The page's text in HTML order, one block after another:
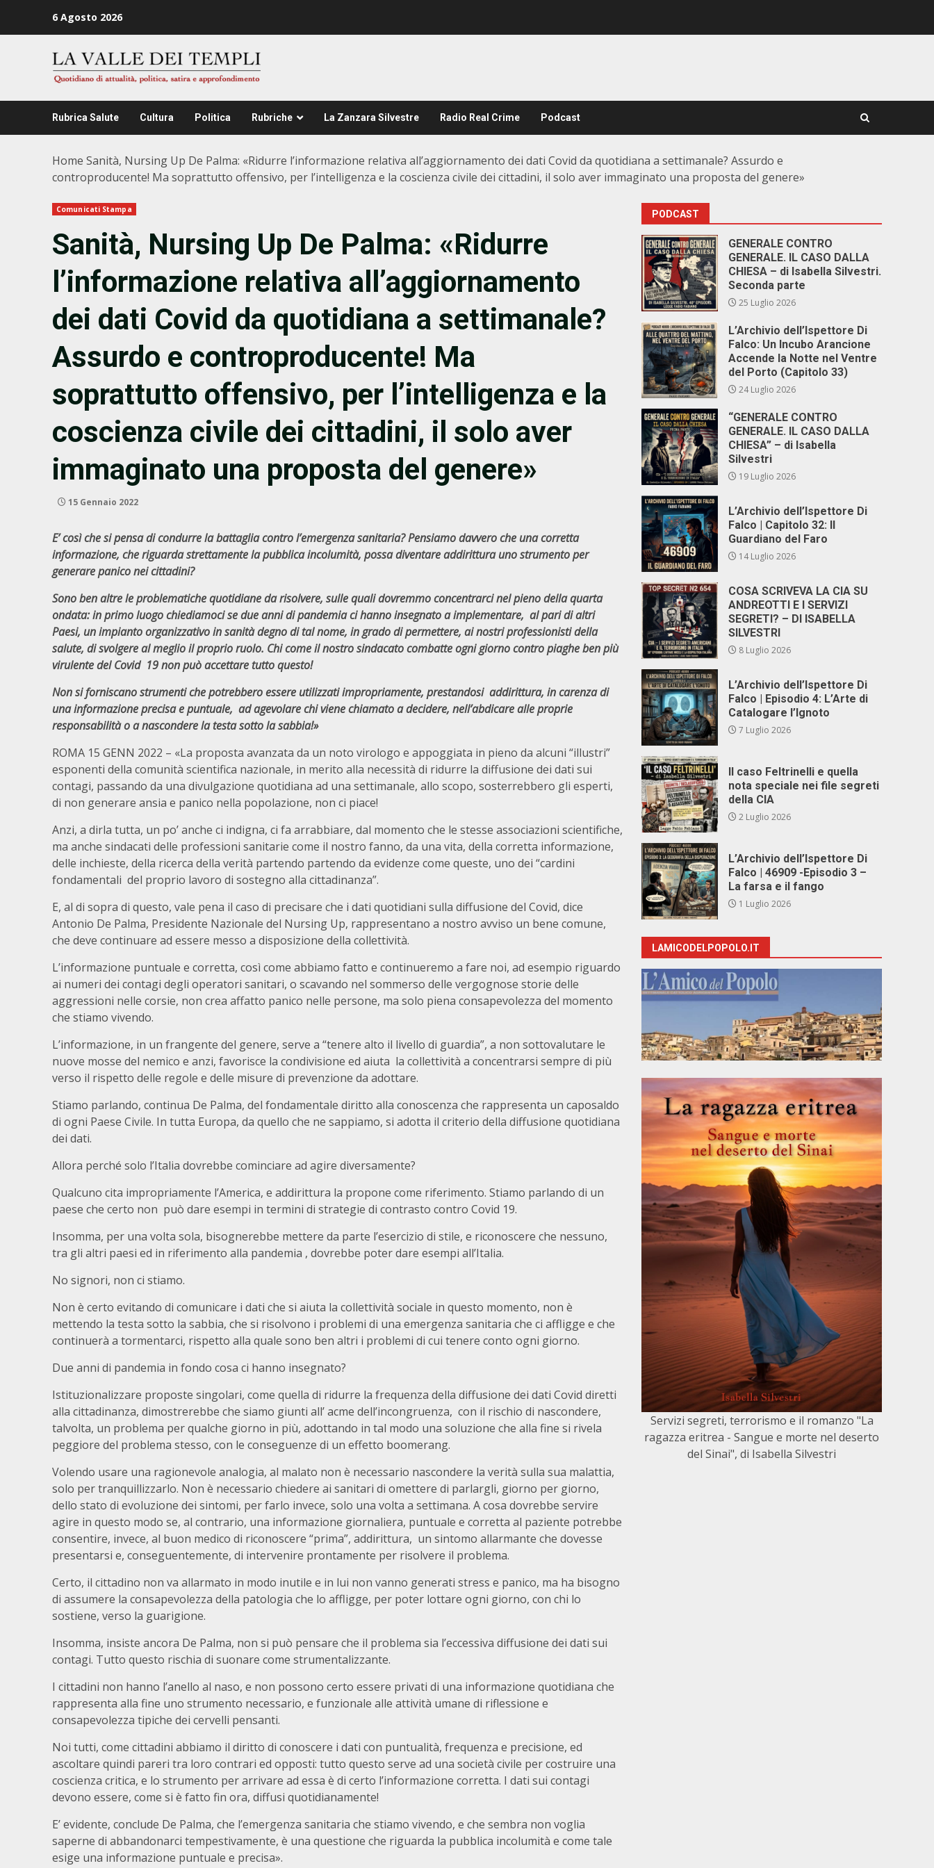
6 Agosto 2026
Rubrica Salute Cultura Politica Rubriche La Zanzara Silvestre Radio Real Crime Podcast
Home Sanità, Nursing Up De Palma: «Ridurre l’informazione relativa all’aggiornamento dei dati Covid da quotidiana a settimanale? Assurdo e
controproducente! Ma soprattutto offensivo, per l’intelligenza e la coscienza civile dei cittadini, il solo aver immaginato una proposta del genere»
Comunicati Stampa
Sanità, Nursing Up De Palma: «Ridurre
l’informazione relativa all’aggiornamento
dei dati Covid da quotidiana a settimanale?
Assurdo e controproducente! Ma
soprattutto offensivo, per l’intelligenza e la
coscienza civile dei cittadini, il solo aver
immaginato una proposta del genere»
15 Gennaio 2022
E’ così che si pensa di condurre la battaglia contro l’emergenza sanitaria? Pensiamo davvero che una corretta
informazione, che riguarda strettamente la pubblica incolumità, possa diventare addirittura uno strumento per
generare panico nei cittadini?
Sono ben altre le problematiche quotidiane da risolvere, sulle quali dovremmo concentrarci nel pieno della quarta
ondata: in primo luogo chiediamoci se due anni di pandemia ci hanno insegnato a implementare, al pari di altri
Paesi, un impianto organizzativo in sanità degno di tal nome, in grado di permettere, ai nostri professionisti della
salute, di svolgere al meglio il proprio ruolo. Chi come il nostro sindacato combatte ogni giorno contro piaghe ben più
virulente del Covid 19 non può accettare tutto questo!
Non si forniscano strumenti che potrebbero essere utilizzati impropriamente, prestandosi addirittura, in carenza di
una informazione precisa e puntuale, ad agevolare chi viene chiamato a decidere, nell’abdicare alle proprie
responsabilità o a nascondere la testa sotto la sabbia!»
ROMA 15 GENN 2022 – «La proposta avanzata da un noto virologo e appoggiata in pieno da alcuni “illustri”
esponenti della comunità scientifica nazionale, in merito alla necessità di ridurre la diffusione dei dati sui
contagi, passando da una divulgazione quotidiana ad una settimanale, allo scopo, sosterrebbero gli esperti,
di non generare ansia e panico nella popolazione, non ci piace!
Anzi, a dirla tutta, un po’ anche ci indigna, ci fa arrabbiare, dal momento che le stesse associazioni scientifiche,
ma anche sindacati delle professioni sanitarie come il nostro fanno, da una vita, della corretta informazione,
delle inchieste, della ricerca della verità partendo partendo da evidenze come queste, uno dei “cardini
fondamentali del proprio lavoro di sostegno alla cittadinanza”.
E, al di sopra di questo, vale pena il caso di precisare che i dati quotidiani sulla diffusione del Covid, dice
Antonio De Palma, Presidente Nazionale del Nursing Up, rappresentano a nostro avviso un bene comune,
che deve continuare ad essere messo a disposizione della collettività.
L’informazione puntuale e corretta, così come abbiamo fatto e continueremo a fare noi, ad esempio riguardo
ai numeri dei contagi degli operatori sanitari, o scavando nel sommerso delle vergognose storie delle
aggressioni nelle corsie, non crea affatto panico nelle persone, ma solo piena consapevolezza del momento
che stiamo vivendo.
L’informazione, in un frangente del genere, serve a “tenere alto il livello di guardia”, a non sottovalutare le
nuove mosse del nemico e anzi, favorisce la condivisione ed aiuta la collettività a concentrarsi sempre di più
verso il rispetto delle regole e delle misure di prevenzione da adottare.
Stiamo parlando, continua De Palma, del fondamentale diritto alla conoscenza che rappresenta un caposaldo
di ogni Paese Civile. In tutta Europa, da quello che ne sappiamo, si adotta il criterio della diffusione quotidiana
dei dati.
Allora perché solo l’Italia dovrebbe cominciare ad agire diversamente?
Qualcuno cita impropriamente l’America, e addirittura la propone come riferimento. Stiamo parlando di un
paese che certo non può dare esempi in termini di strategie di contrasto contro Covid 19.
Insomma, per una volta sola, bisognerebbe mettere da parte l’esercizio di stile, e riconoscere che nessuno,
tra gli altri paesi ed in riferimento alla pandemia , dovrebbe poter dare esempi all’Italia.
No signori, non ci stiamo.
Non è certo evitando di comunicare i dati che si aiuta la collettività sociale in questo momento, non è
mettendo la testa sotto la sabbia, che si risolvono i problemi di una emergenza sanitaria che ci affligge e che
continuerà a tormentarci, rispetto alla quale sono ben altri i problemi di cui tenere conto ogni giorno.
Due anni di pandemia in fondo cosa ci hanno insegnato?
Istituzionalizzare proposte singolari, come quella di ridurre la frequenza della diffusione dei dati Covid diretti
alla cittadinanza, dimostrerebbe che siamo giunti all’ acme dell’incongruenza, con il rischio di nascondere,
talvolta, un problema per qualche giorno in più, adottando in tal modo una soluzione che alla fine si rivela
peggiore del problema stesso, con le conseguenze di un effetto boomerang.
Volendo usare una ragionevole analogia, al malato non è necessario nascondere la verità sulla sua malattia,
solo per tranquillizzarlo. Non è necessario chiedere ai sanitari di omettere di parlargli, giorno per giorno,
dello stato di evoluzione dei sintomi, per farlo invece, solo una volta a settimana. A cosa dovrebbe servire
agire in questo modo se, al contrario, una informazione giornaliera, puntuale e corretta al paziente potrebbe
consentire, invece, al buon medico di riconoscere “prima”, addirittura, un sintomo allarmante che dovesse
presentarsi e, conseguentemente, di intervenire prontamente per risolvere il problema.
Certo, il cittadino non va allarmato in modo inutile e in lui non vanno generati stress e panico, ma ha bisogno
di assumere la consapevolezza della patologia che lo affligge, per poter lottare ogni giorno, con chi lo
sostiene, verso la guarigione.
Insomma, insiste ancora De Palma, non si può pensare che il problema sia l’eccessiva diffusione dei dati sui
contagi. Tutto questo rischia di suonare come strumentalizzante.
I cittadini non hanno l’anello al naso, e non possono certo essere privati di una informazione quotidiana che
rappresenta alla fine uno strumento necessario, e funzionale alle attività umane di riflessione e
consapevolezza tipiche dei cervelli pensanti.
Noi tutti, come cittadini abbiamo il diritto di conoscere i dati con puntualità, frequenza e precisione, ed
ascoltare quindi pareri tra loro contrari ed opposti: tutto questo serve ad una società civile per costruire una
coscienza critica, e lo strumento per arrivare ad essa è di certo l’informazione corretta. I dati sui contagi
devono essere, come si è fatto fin ora, diffusi quotidianamente!
E’ evidente, conclude De Palma, che l’emergenza sanitaria che stiamo vivendo, e che sembra non voglia
saperne di abbandonarci tempestivamente, è una questione che riguarda la pubblica incolumità e come tale
esige una informazione puntuale e precisa».
PODCAST
GENERALE CONTRO
GENERALE. IL CASO DALLA
CHIESA – di Isabella Silvestri.
Seconda parte
25 Luglio 2026
L’Archivio dell’Ispettore Di
Falco: Un Incubo Arancione
Accende la Notte nel Ventre
del Porto (Capitolo 33)
24 Luglio 2026
“GENERALE CONTRO
GENERALE. IL CASO DALLA
CHIESA” – di Isabella
Silvestri
19 Luglio 2026
L’Archivio dell’Ispettore Di
Falco | Capitolo 32: Il
Guardiano del Faro
14 Luglio 2026
COSA SCRIVEVA LA CIA SU
ANDREOTTI E I SERVIZI
SEGRETI? – DI ISABELLA
SILVESTRI
8 Luglio 2026
L’Archivio dell’Ispettore Di
Falco | Episodio 4: L’Arte di
Catalogare l’Ignoto
7 Luglio 2026
Il caso Feltrinelli e quella
nota speciale nei file segreti
della CIA
2 Luglio 2026
L’Archivio dell’Ispettore Di
Falco | 46909 -Episodio 3 –
La farsa e il fango
1 Luglio 2026
LAMICODELPOPOLO.IT
Servizi segreti, terrorismo e il romanzo "La
ragazza eritrea - Sangue e morte nel deserto
del Sinai", di Isabella Silvestri